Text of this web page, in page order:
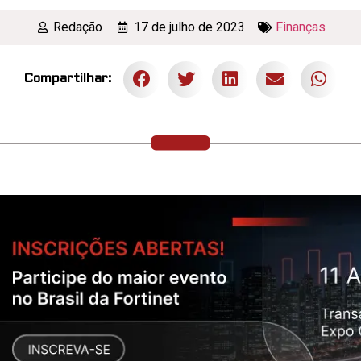
Redação 17 de julho de 2023 Finanças
Compartilhar: